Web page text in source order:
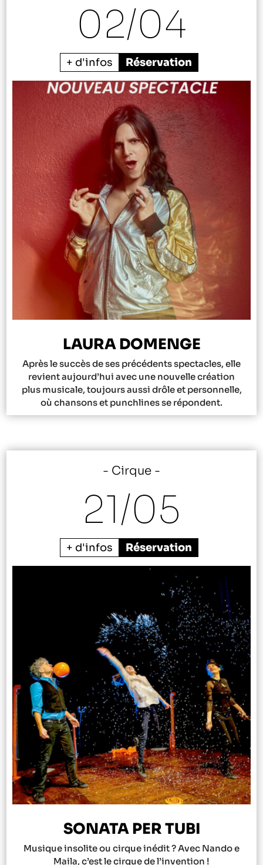
02/04
+ d'infos Réservation
LAURA DOMENGE
Après le succès de ses précédents spectacles, elle
revient aujourd’hui avec une nouvelle création
plus musicale, toujours aussi drôle et personnelle,
où chansons et punchlines se répondent.
Cirque
21/05
+ d'infos Réservation
SONATA PER TUBI
Musique insolite ou cirque inédit ? Avec Nando e
Maila, c’est le cirque de l’invention !